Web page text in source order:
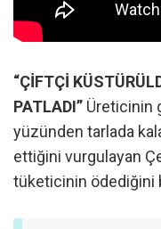
“ÇİFTÇİ
PATLADI” Üreticinin
yüzünden tarlada
ettiğini vurgulayan
tüketicinin ödediğini